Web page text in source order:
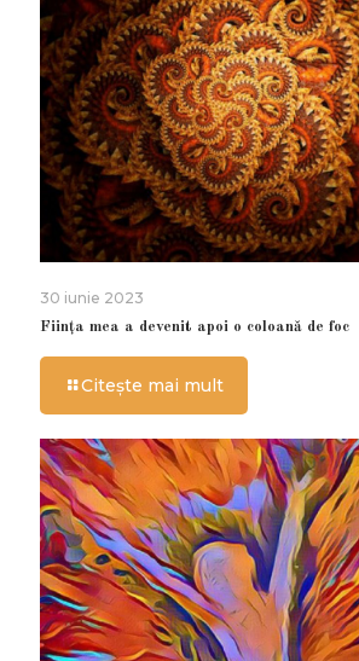
30 iunie 2023
Ființa mea a devenit apoi o coloană de foc
Citește mai mult